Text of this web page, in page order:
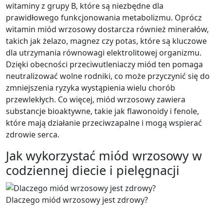
witaminy z grupy B, które są niezbędne dla
prawidłowego funkcjonowania metabolizmu. Oprócz
witamin miód wrzosowy dostarcza również minerałów,
takich jak żelazo, magnez czy potas, które są kluczowe
dla utrzymania równowagi elektrolitowej organizmu.
Dzięki obecności przeciwutleniaczy miód ten pomaga
neutralizować wolne rodniki, co może przyczynić się do
zmniejszenia ryzyka wystąpienia wielu chorób
przewlekłych. Co więcej, miód wrzosowy zawiera
substancje bioaktywne, takie jak flawonoidy i fenole,
które mają działanie przeciwzapalne i mogą wspierać
zdrowie serca.
Jak wykorzystać miód wrzosowy w
codziennej diecie i pielęgnacji
Dlaczego miód wrzosowy jest zdrowy?